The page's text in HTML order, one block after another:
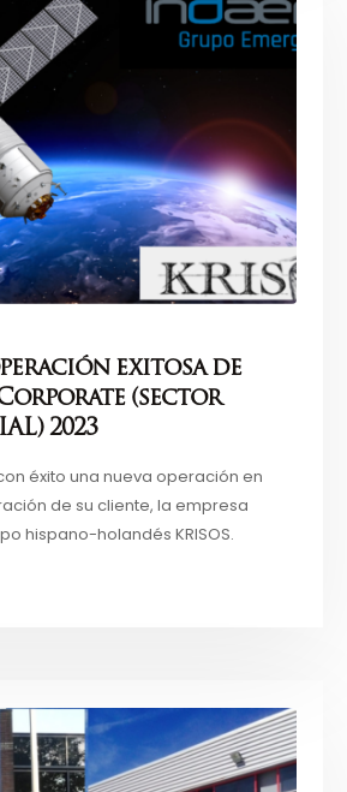
exitosa de
(sector
2023
éxito una nueva operación en
de su cliente, la empresa
hispano-holandés KRISOS.